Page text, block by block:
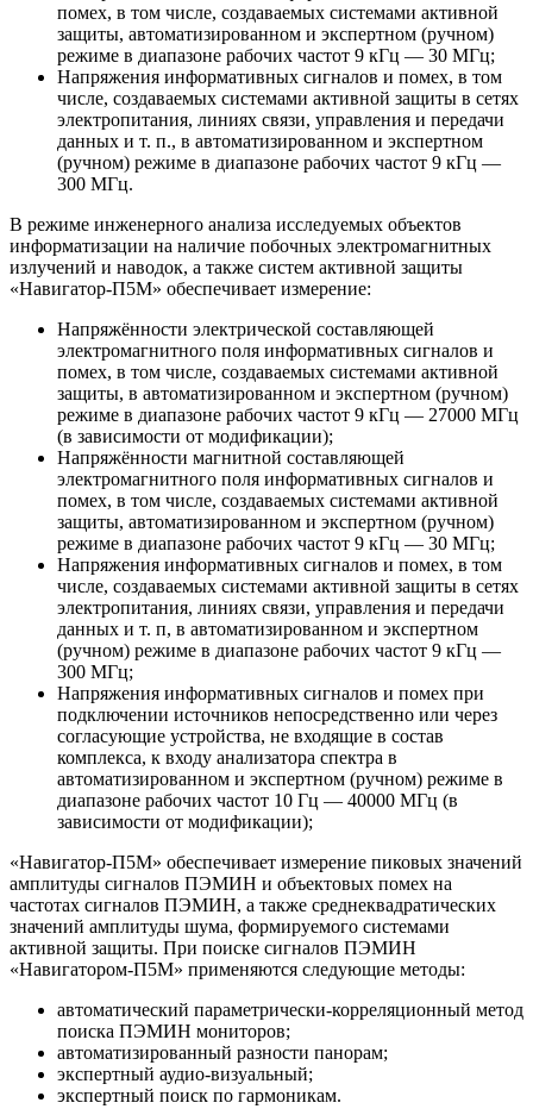
помех, в том числе, создаваемых системами активной
защиты, автоматизированном и экспертном (ручном)
режиме в диапазоне рабочих частот 9 кГц ― 30 МГц;
Напряжения информативных сигналов и помех, в том
числе, создаваемых системами активной защиты в сетях
электропитания, линиях связи, управления и передачи
данных и т. п., в автоматизированном и экспертном
(ручном) режиме в диапазоне рабочих частот 9 кГц ―
300 МГц.
В режиме инженерного анализа исследуемых объектов
информатизации на наличие побочных электромагнитных
излучений и наводок, а также систем активной защиты
«Навигатор-П5М» обеспечивает измерение:
Напряжённости электрической составляющей
электромагнитного поля информативных сигналов и
помех, в том числе, создаваемых системами активной
защиты, в автоматизированном и экспертном (ручном)
режиме в диапазоне рабочих частот 9 кГц ― 27000 МГц
(в зависимости от модификации);
Напряжённости магнитной составляющей
электромагнитного поля информативных сигналов и
помех, в том числе, создаваемых системами активной
защиты, автоматизированном и экспертном (ручном)
режиме в диапазоне рабочих частот 9 кГц ― 30 МГц;
Напряжения информативных сигналов и помех, в том
числе, создаваемых системами активной защиты в сетях
электропитания, линиях связи, управления и передачи
данных и т. п, в автоматизированном и экспертном
(ручном) режиме в диапазоне рабочих частот 9 кГц ―
300 МГц;
Напряжения информативных сигналов и помех при
подключении источников непосредственно или через
согласующие устройства, не входящие в состав
комплекса, к входу анализатора спектра в
автоматизированном и экспертном (ручном) режиме в
диапазоне рабочих частот 10 Гц ― 40000 МГц (в
зависимости от модификации);
«Навигатор-П5М» обеспечивает измерение пиковых значений
амплитуды сигналов ПЭМИН и объектовых помех на
частотах сигналов ПЭМИН, а также среднеквадратических
значений амплитуды шума, формируемого системами
активной защиты. При поиске сигналов ПЭМИН
«Навигатором-П5М» применяются следующие методы:
автоматический параметрически-корреляционный метод
поиска ПЭМИН мониторов;
автоматизированный разности панорам;
экспертный аудио-визуальный;
экспертный поиск по гармоникам.